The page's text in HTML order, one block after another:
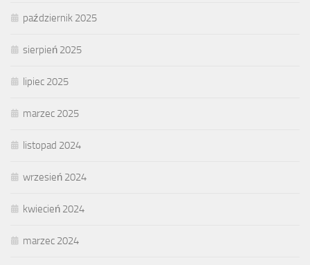
październik 2025
sierpień 2025
lipiec 2025
marzec 2025
listopad 2024
wrzesień 2024
kwiecień 2024
marzec 2024